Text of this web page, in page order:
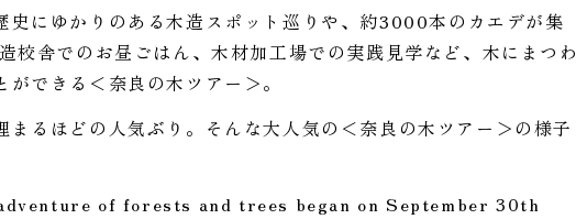
史にゆかりのある木造スポット巡りや、約3000本のカエデが集
校舎でのお昼ごはん、木材加工場での実践見学など、木にまつわ
できる＜奈良の木ツアー＞。
るほどの人気ぶり。そんな大人気の＜奈良の木ツアー＞の様子
of forests and trees began on September 30th